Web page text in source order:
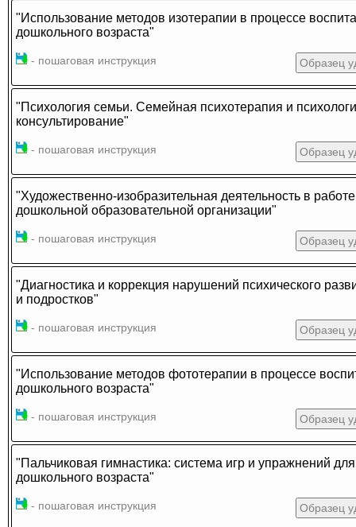
"Использование методов изотерапии в процессе
дошкольного возраста"
- пошаговая инструкция Образец
"Психология семьи. Семейная психотерапия и
консультирование"
- пошаговая инструкция Образец
"Художественно-изобразительная деятельность в
дошкольной образовательной организации"
- пошаговая инструкция Образец
"Диагностика и коррекция нарушений психического
и подростков"
- пошаговая инструкция Образец
"Использование методов фототерапии в процессе
дошкольного возраста"
- пошаговая инструкция Образец
"Пальчиковая гимнастика: система игр и упражнений
дошкольного возраста"
- пошаговая инструкция Образец